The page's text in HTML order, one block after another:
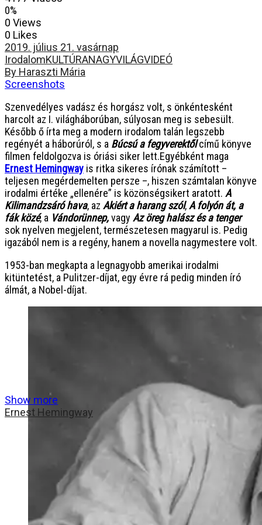
0%
0 Views
0 Likes
2019. július 21. vasárnap
IrodalomKULTÚRANAGYVILÁGVIDEÓ
By Haraszti Mária
Screenshots
Szenvedélyes vadász és horgász volt, s önkéntesként
harcolt az I. világháborúban, súlyosan meg is sebesült.
Később ő írta meg a modern irodalom talán legszebb
regényét a háborúról, s a Búcsú a fegyverektőlcímű könyve
filmen feldolgozva is óriási siker lett.Egyébként maga
Ernest Hemingway is ritka sikeres írónak számított –
teljesen megérdemelten persze –, hiszen számtalan könyve
irodalmi értéke „ellenére” is közönségsikert aratott. A
Kilimandzsáró hava, az Akiért a harang szól,A folyón át, a
fák közé, a Vándorünnep,vagy Az öreg halász és a tenger
sok nyelven megjelent, természetesen magyarul is. Pedig
igazából nem is a regény, hanem a novella nagymestere volt.
1953-ban megkapta a legnagyobb amerikai irodalmi
kitüntetést, a Pulitzer-díjat, egy évre rá pedig minden író
álmát, a Nobel-díjat.
Show more
Ernest Hemingway